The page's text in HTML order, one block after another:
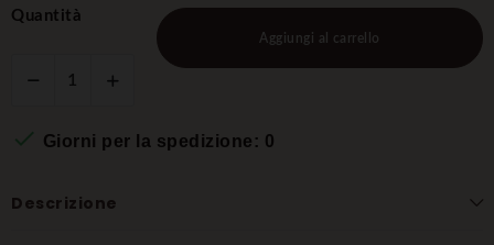
Quantità
Aggiungi al carrello
 Giorni per la spedizione: 0
Descrizione